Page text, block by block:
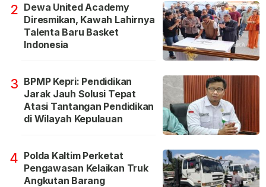
2 Dewa United Academy
Diresmikan, Kawah Lahirnya
Talenta Baru Basket
Indonesia
3 BPMP Kepri: Pendidikan
Jarak Jauh Solusi Tepat
Atasi Tantangan Pendidikan
di Wilayah Kepulauan
4 Polda Kaltim Perketat
Pengawasan Kelaikan Truk
Angkutan Barang